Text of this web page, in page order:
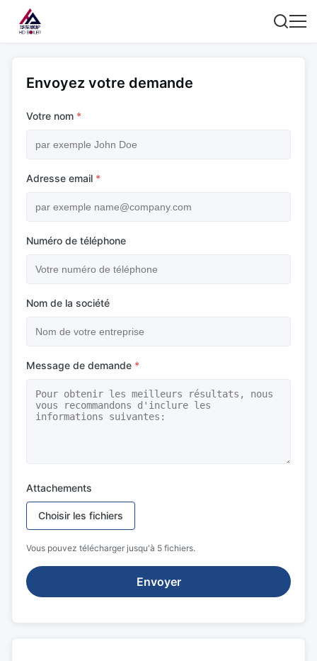
Envoyez votre demande
Votre nom *
Adresse email *
Numéro de téléphone
Nom de la société
Message de demande *
Attachements
Choisir les fichiers
Vous pouvez télécharger jusqu'à 5 fichiers.
Envoyer